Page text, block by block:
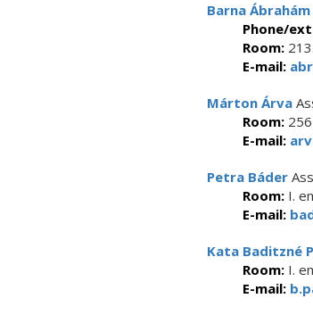
Barna Ábrahám
Phone/
Room: 213.
E-mail:
Márton Árva
Room: 256
E-mail:
Petra Báder
Room: I.
E-mail:
Kata Baditzné
Room: I.
E-mail: